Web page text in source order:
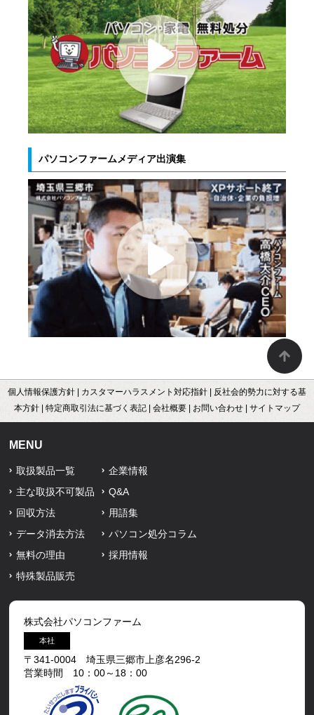
パソコンファームメディア出演集
個人情報保護方針 カスタマーハラスメント対応指針
反社会的勢力に対する基
本方針
特定商取引法に基づく表記 会社概要 お問い合わせ サイトマップ
MENU
取扱製品一覧
主な取扱不可製品
回収方法
データ消去方法
無料の理由
特殊製品販売
企業情報
Q&A
用語集
パソコン処分コラム
採用情報
株式会社パソコンファーム
本社
〒341-0004 埼玉県三郷市上彦名296-2
営業時間 10：00～18：00